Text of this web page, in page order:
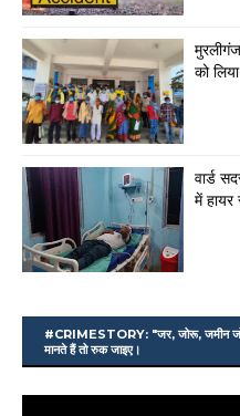
को
वार्ड
में
#CRIMESTORY: "जर, जोरू, जमीन जोर
मानते हैं तो रुक जाइए।